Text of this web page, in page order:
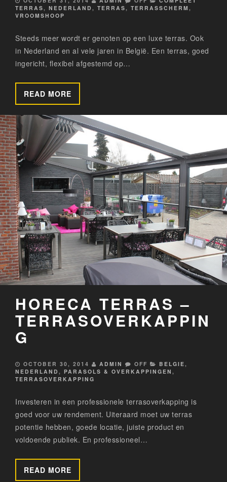
TERRAS, NEDERLAND , TERRAS, TERRASSCHERM ,
VROOMSHOOP
Steeds meer wordt er genoten op een luxe terras. Ook
in Nederland en al vele jaren in België. Een terras, goed
ingericht, flexibel afgestemd op…
READ MORE
HORECA TERRAS –
TERRASOVERKAPPIN
G
OCTOBER 30, 2014 ADMIN OFF BELGIE,
NEDERLAND , PARASOLS & OVERKAPPINGEN ,
TERRASOVERKAPPING
Investeren in een professionele terrasoverkapping is
goed voor uw rendement. Uiteraard moet uw terras
potentie hebben, goede locatie, juiste product en
voldoende publiek. En professioneel…
READ MORE